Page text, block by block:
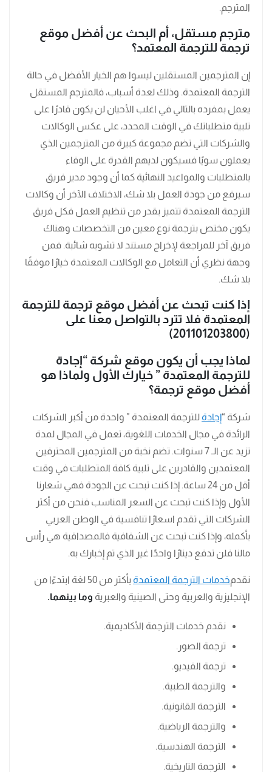
المترجم.
مترجم مستقل، أم البحث عن أفضل موقع
ترجمة للترجمة المعتمد؟
إن المترجمين المستقلين ليسوا هم الخيار الأفضل في حالة
الترجمة المعتمدة. وذلك لعدة أسباب، فالمترجم المستقل
يعمل بمفرده بالتالي في اغلب الأحيان لن يكون قادرًا على
تلبية متطلباتك في الوقت المحدد، على عكس الوكالات
والشركات التي تضم مجموعة كبيرة من المترجمين الذي
يعملون سويًا فسيكون لديهم القدرة على الوفاء
بالمتطلبات والمواعيد النهائية كما أن وجود مدير فريق
سيرفع من جودة العمل بلا شك، الاختلاف الآخر أن وكالات
الترجمة المعتمدة تتميز بقدر من تنظيم العمل فكل فريق
يكون مختص بترجمة نوع معين من التخصصات وهناك
فريق آخر للمراجعة لإخراج مستند لا تشوبه شائبة. فمن
وجهة نظري أن التعامل مع الوكالات المعتمدة خيارًا موفقًا
بلا شك.
إذا كنت تبحث عن أفضل موقع ترجمة للترجمة
المعتمدة فلا تترد بالتواصل معنا على
(201101203800)
لماذا يجب أن يكون موقع شركة “إجادة
للترجمة المعتمدة ” خيارك الأول ولماذا هو
أفضل موقع ترجمة؟
شركة “إجادة للترجمة المعتمدة ” واحدة من أكبر الشركات
الرائدة في مجال الخدمات اللغوية، تعمل في المجال لمدة
تزيد عن الـ 7 سنوات. تضم نخبة من المترجمين المحترفين
المعتمدين والقادرين على تلبية كافة المتطلبات في وقت
أقل من 24 ساعة. إذا كنت تبحث عن الجودة فهي شعارنا
الأول وإذا كنت تبحث عن السعر المناسب فنحن من أكثر
الشركات التي تقدم اسعارًا تنافسية في الوطن العربي
بأكمله، وإذا كنت تبحث عن الشفافية فالمصداقية هي رأس
مالنا فلن تدفع دينارًا واحدًا غير الذي تم إخبارك به.
نقدمخدمات الترجمة المعتمدة
بأكثر من 50 لغة ابتدءًا من
الإنجليزية والعربية وحتى الصينية والعبرية وما بينهما.
نقدم خدمات الترجمة الأكاديمية.
ترجمة الصور.
ترجمة الفيديو.
والترجمة الطبية.
الترجمة القانونية.
والترجمة الرياضية.
الترجمة الهندسية.
الترجمة التاريخية.